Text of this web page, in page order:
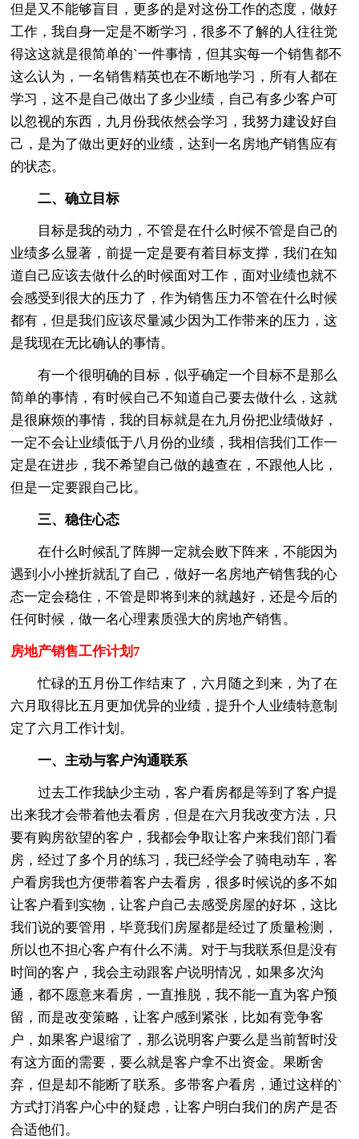
但是又不能够盲目，更多的是对这份工作的态度，做好
工作，我自身一定是不断学习，很多不了解的人往往觉
得这这就是很简单的`一件事情，但其实每一个销售都不
这么认为，一名销售精英也在不断地学习，所有人都在
学习，这不是自己做出了多少业绩，自己有多少客户可
以忽视的东西，九月份我依然会学习，我努力建设好自
己，是为了做出更好的业绩，达到一名房地产销售应有
的状态。
二、确立目标
目标是我的动力，不管是在什么时候不管是自己的
业绩多么显著，前提一定是要有着目标支撑，我们在知
道自己应该去做什么的时候面对工作，面对业绩也就不
会感受到很大的压力了，作为销售压力不管在什么时候
都有，但是我们应该尽量减少因为工作带来的压力，这
是我现在无比确认的事情。
有一个很明确的目标，似乎确定一个目标不是那么
简单的事情，有时候自己不知道自己要去做什么，这就
是很麻烦的事情，我的目标就是在九月份把业绩做好，
一定不会让业绩低于八月份的业绩，我相信我们工作一
定是在进步，我不希望自己做的越查在，不跟他人比，
但是一定要跟自己比。
三、稳住心态
在什么时候乱了阵脚一定就会败下阵来，不能因为
遇到小小挫折就乱了自己，做好一名房地产销售我的心
态一定会稳住，不管是即将到来的就越好，还是今后的
任何时候，做一名心理素质强大的房地产销售。
房地产销售工作计划7
忙碌的五月份工作结束了，六月随之到来，为了在
六月取得比五月更加优异的业绩，提升个人业绩特意制
定了六月工作计划。
一、主动与客户沟通联系
过去工作我缺少主动，客户看房都是等到了客户提
出来我才会带着他去看房，但是在六月我改变方法，只
要有购房欲望的客户，我都会争取让客户来我们部门看
房，经过了多个月的练习，我已经学会了骑电动车，客
户看房我也方便带着客户去看房，很多时候说的多不如
让客户看到实物，让客户自己去感受房屋的好坏，这比
我们说的要管用，毕竟我们房屋都是经过了质量检测，
所以也不担心客户有什么不满。对于与我联系但是没有
时间的客户，我会主动跟客户说明情况，如果多次沟
通，都不愿意来看房，一直推脱，我不能一直为客户预
留，而是改变策略，让客户感到紧张，比如有竞争客
户，如果客户退缩了，那么说明客户要么是当前暂时没
有这方面的需要，要么就是客户拿不出资金。果断舍
弃，但是却不能断了联系。多带客户看房，通过这样的`
方式打消客户心中的疑虑，让客户明白我们的房产是否
合适他们。